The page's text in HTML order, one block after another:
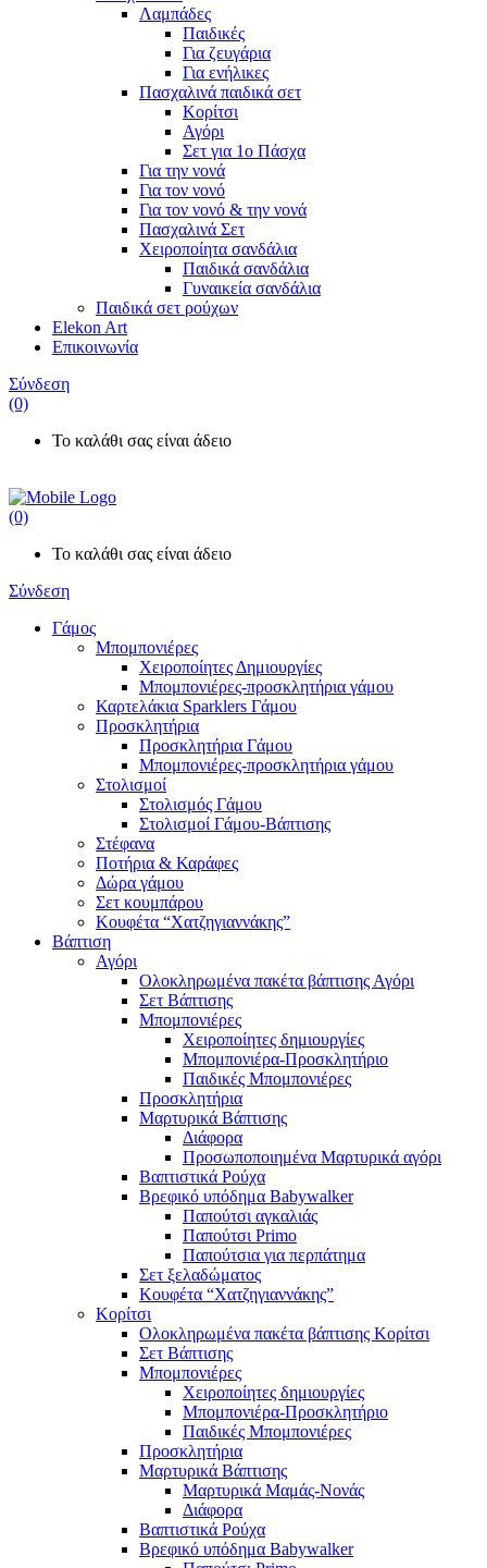
Λαμπάδες
Παιδικές
Για ζευγάρια
Για ενήλικες
Πασχαλινά παιδικά σετ
Κορίτσι
Αγόρι
Σετ για 1ο Πάσχα
Για την νονά
Για τον νονό
Για τον νονό & την νονά
Πασχαλινά Σετ
Χειροποίητα σανδάλια
Παιδικά σανδάλια
Γυναικεία σανδάλια
Παιδικά σετ ρούχων
Elekon Art
Επικοινωνία
Σύνδεση
(0)
Το καλάθι σας είναι άδειο
(0)
Το καλάθι σας είναι άδειο
Σύνδεση
Γάμος
Μπομπονιέρες
Χειροποίητες Δημιουργίες
Μπομπονιέρες-προσκλητήρια γάμου
Καρτελάκια Sparklers Γάμου
Προσκλητήρια
Προσκλητήρια Γάμου
Μπομπονιέρες-προσκλητήρια γάμου
Στολισμοί
Στολισμός Γάμου
Στολισμοί Γάμου-Βάπτισης
Στέφανα
Ποτήρια & Καράφες
Δώρα γάμου
Σετ κουμπάρου
Κουφέτα “Χατζηγιαννάκης”
Βάπτιση
Αγόρι
Ολοκληρωμένα πακέτα βάπτισης Αγόρι
Σετ Βάπτισης
Μπομπονιέρες
Χειροποίητες δημιουργίες
Μπομπονιέρα-Προσκλητήριο
Παιδικές Μπομπονιέρες
Προσκλητήρια
Μαρτυρικά Βάπτισης
Διάφορα
Προσωποποιημένα Μαρτυρικά αγόρι
Βαπτιστικά Ρούχα
Βρεφικό υπόδημα Babywalker
Παπούτσι αγκαλιάς
Παπούτσι Primo
Παπούτσια για περπάτημα
Σετ ξελαδώματος
Κουφέτα “Χατζηγιαννάκης”
Κορίτσι
Ολοκληρωμένα πακέτα βάπτισης Κορίτσι
Σετ Βάπτισης
Μπομπονιέρες
Χειροποίητες δημιουργίες
Μπομπονιέρα-Προσκλητήριο
Παιδικές Μπομπονιέρες
Προσκλητήρια
Μαρτυρικά Βάπτισης
Μαρτυρικά Μαμάς-Νονάς
Διάφορα
Βαπτιστικά Ρούχα
Βρεφικό υπόδημα Babywalker